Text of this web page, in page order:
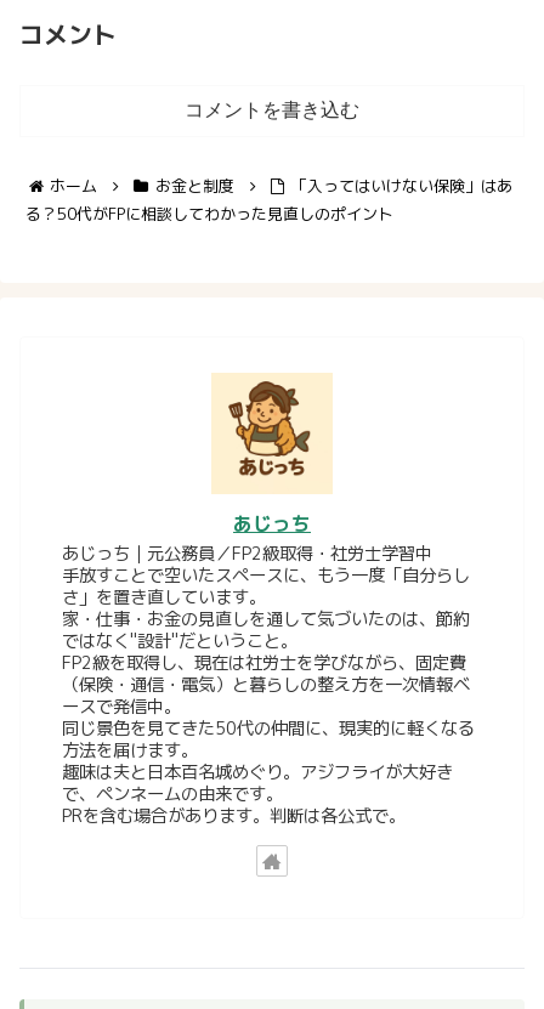
コメント
コメントを書き込む
ホーム お金と制度
「入ってはいけない保険」はあ
る？50代がFPに相談してわかった見直しのポイント
あじっち
あじっち｜元公務員／FP2級取得・社労士学習中
手放すことで空いたスペースに、もう一度「自分らし
さ」を置き直しています。
家・仕事・お金の見直しを通して気づいたのは、節約
ではなく"設計"だということ。
FP2級を取得し、現在は社労士を学びながら、固定費
（保険・通信・電気）と暮らしの整え方を一次情報ベ
ースで発信中。
同じ景色を見てきた50代の仲間に、現実的に軽くなる
方法を届けます。
趣味は夫と日本百名城めぐり。アジフライが大好き
で、ペンネームの由来です。
PRを含む場合があります。判断は各公式で。